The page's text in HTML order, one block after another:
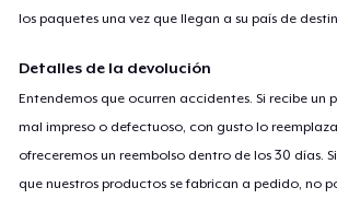
los paquetes una vez que llegan a su país de
Detalles de la devolución
Entendemos que ocurren accidentes. Si recibe un
mal impreso o defectuoso, con gusto lo
ofreceremos un reembolso dentro de los 30 días.
que nuestros productos se fabrican a pedido, no